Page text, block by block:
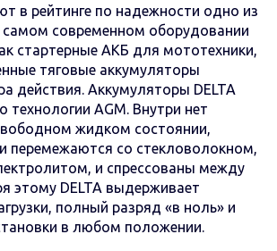
в рейтинге по надежности одно из
самом современном оборудовании
стартерные АКБ для мототехники,
тяговые аккумуляторы
действия. Аккумуляторы DELTA
технологии AGM. Внутри нет
жидком состоянии,
перемежаются со стекловолокном,
и спрессованы между
этому DELTA выдерживает
полный разряд «в ноль» и
в любом положении.